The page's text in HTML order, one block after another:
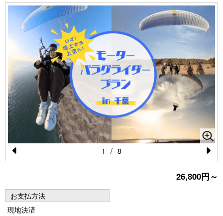
Pr
vi
o
N
e
1 / 8
26,800円～
お支払方法
現地決済